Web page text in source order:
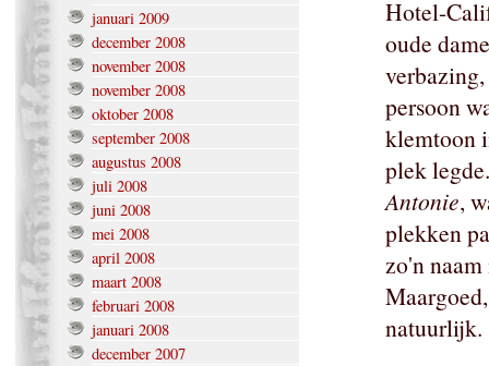
januari 2009
december 2008
november 2008
november 2008
oktober 2008
september 2008
augustus 2008
juli 2008
juni 2008
mei 2008
april 2008
maart 2008
februari 2008
januari 2008
december 2007
Hotel-
oude
persoon
klemtoon
plek
Antonie,
plekken
zo'n
natuurlijk.